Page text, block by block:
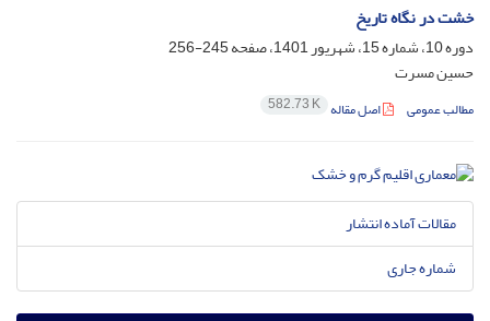
خشت در نگاه تاریخ
دوره 10، شماره 15، شهریور 1401، صفحه
245-256
حسین مسرت
مطالب عمومی اصل مقاله 582.73 K
مقالات آماده انتشار
شماره جاری